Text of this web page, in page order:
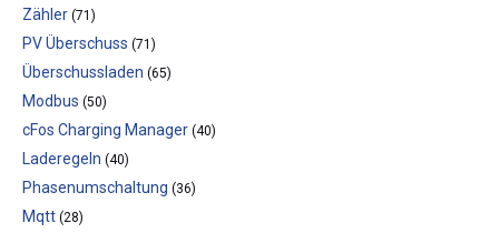
Zähler (71)
PV Überschuss (71)
Überschussladen (65)
Modbus (50)
cFos Charging Manager (40)
Laderegeln (40)
Phasenumschaltung (36)
Mqtt (28)